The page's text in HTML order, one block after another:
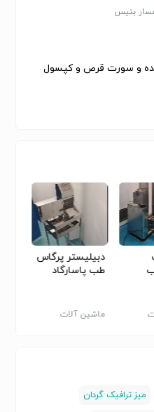
دبیلیستر پرگاس
طب پاسارگاد
ماشین آلات
بنیس
و سورت قرص و کپسول
میز ترافیک گردان